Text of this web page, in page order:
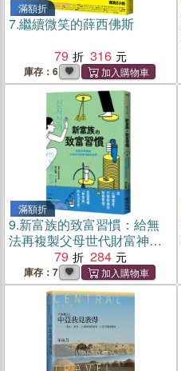
滿額折
7.繼續微笑的薛西佛斯
79
316
庫存：6
滿額折
9.新富族的致富習慣：給無
法再複製父母世代財富神話
79 284
庫存：7